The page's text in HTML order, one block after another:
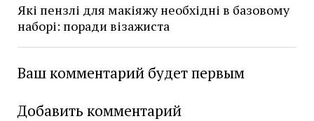
Які пензлі для макіяжу необхідні в базовому
наборі: поради візажиста
Ваш комментарий будет первым
Добавить комментарий